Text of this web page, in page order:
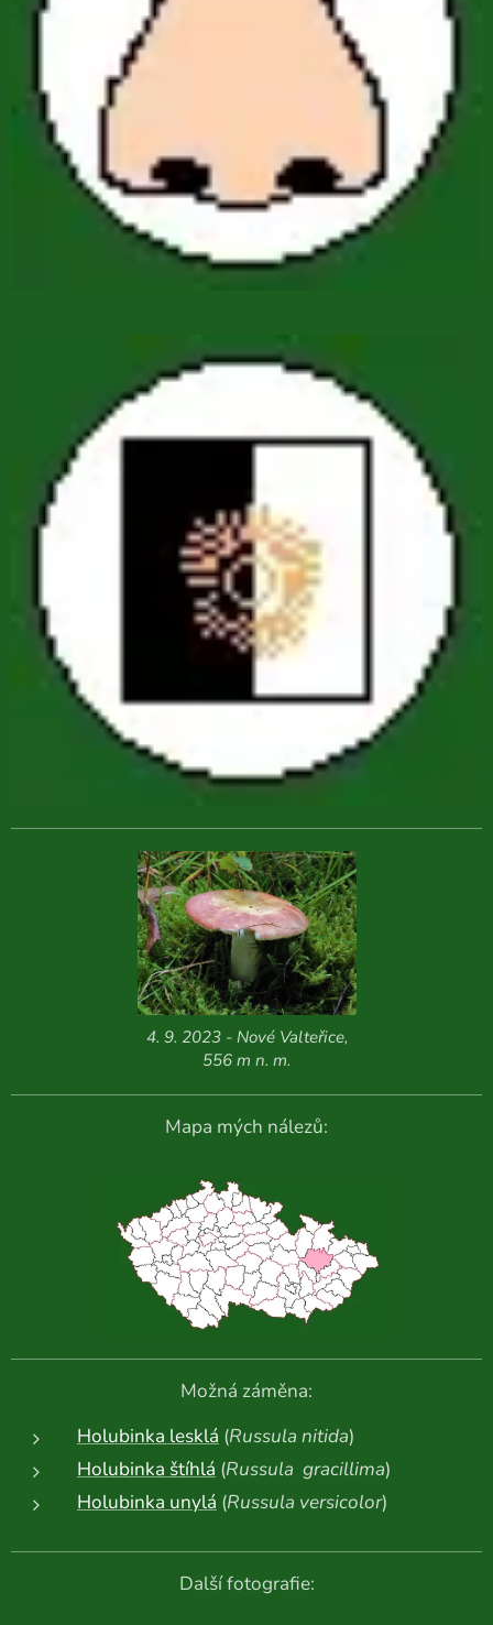
4. 9. 2023 - Nové Valteřice,
556 m n. m.
Mapa mých nálezů:
Možná záměna:
Holubinka lesklá (Russula nitida)
Holubinka štíhlá (Russula gracillima)
Holubinka unylá (Russula versicolor)
Další fotografie: